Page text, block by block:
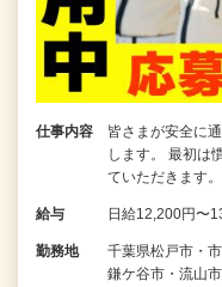
仕事内容
皆さまが安全に
します。 最初は
ていただきます
給与 日給12,200円〜
勤務地
千葉県松戸市・
鎌ケ谷市・流山